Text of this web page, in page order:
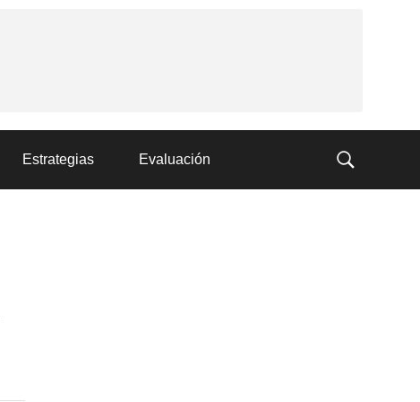
Estrategias Evaluación